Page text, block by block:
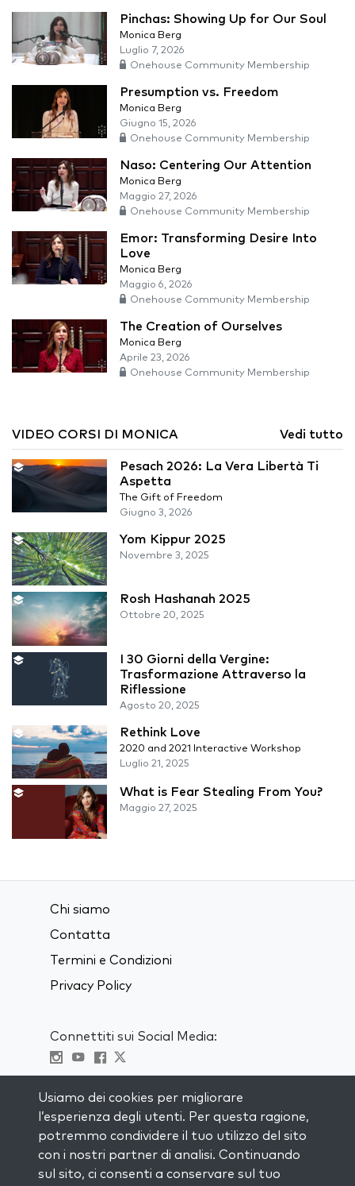
Pinchas: Showing Up for Our Soul
Monica Berg
Luglio 7, 2026
Onehouse Community Membership
Presumption vs. Freedom
Monica Berg
Giugno 15, 2026
Onehouse Community Membership
Naso: Centering Our Attention
Monica Berg
Maggio 27, 2026
Onehouse Community Membership
Emor: Transforming Desire Into
Love
Monica Berg
Maggio 6, 2026
Onehouse Community Membership
The Creation of Ourselves
Monica Berg
Aprile 23, 2026
Onehouse Community Membership
VIDEO CORSI DI MONICA Vedi tutto
Pesach 2026: La Vera Libertà Ti
Aspetta
The Gift of Freedom
Giugno 3, 2026
Yom Kippur 2025
Novembre 3, 2025
Rosh Hashanah 2025
Ottobre 20, 2025
I 30 Giorni della Vergine:
Trasformazione Attraverso la
Riflessione
Agosto 20, 2025
Rethink Love
2020 and 2021 Interactive Workshop
Luglio 21, 2025
What is Fear Stealing From You?
Maggio 27, 2025
Chi siamo
Contatta
Termini e Condizioni
Privacy Policy
Connettiti sui Social Media:
RIMANI AGGIORNATO
Iscriviti alla nostra mailing list e ricevi
ispirazione ogni settimana nella tua
Usiamo dei cookies per migliorare
l’esperienza degli utenti. Per questa ragione,
potremmo condividere il tuo utilizzo del sito
con i nostri partner di analisi. Continuando
sul sito, ci consenti a conservare sul tuo